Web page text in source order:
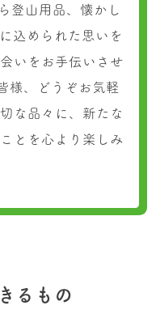
登山用品、懐かし
込められた思いを
いをお手伝いさせ
様、どうぞお気軽
な品々に、新たな
とを心より楽しみ
るもの